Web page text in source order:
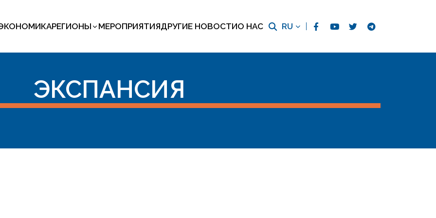
РЕГИОНЫ МЕРОПРИЯТИЯДРУГИЕ НОВОСТИО НАС RU
ЭКСПАНСИЯ